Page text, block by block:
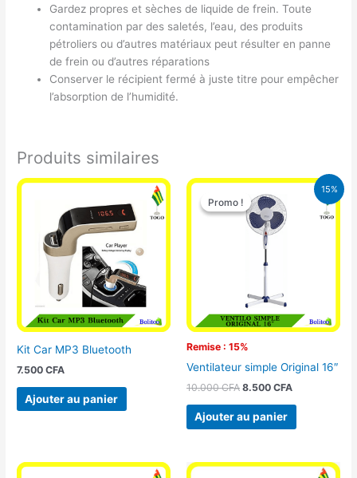
Gardez propres et sèches de liquide de frein. Toute
contamination par des saletés, l’eau, des produits
pétroliers ou d’autres matériaux peut résulter en panne
de frein ou d’autres réparations
Conserver le récipient fermé à juste titre pour empêcher
l’absorption de l’humidité.
Produits similaires
Kit Car MP3 Bluetooth
7.500CFA
Ajouter au panier
15%
Promo !
Remise : 15%
Promo !
Ventilateur simple Original 16″
10.000CFA
Le
prix
initial
était :
10.000 CFA.
8.500 CFA
Le
Ajouter au panier